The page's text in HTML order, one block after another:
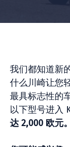
我们都知道新
什么川崎让您
最具标志性的
以下型号进入
达 2,000 欧元。